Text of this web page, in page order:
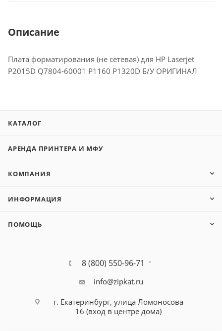
Описание
Плата форматирования (не сетевая) для HP Laserjet
P2015D Q7804-60001 P1160 P1320D Б/У ОРИГИНАЛ
КАТАЛОГ
АРЕНДА ПРИНТЕРА И МФУ
КОМПАНИЯ
ИНФОРМАЦИЯ
ПОМОЩЬ
8 (800) 550-96-71
info@zipkat.ru
г. Екатеринбург, улица Ломоносова
16 (вход в центре дома)